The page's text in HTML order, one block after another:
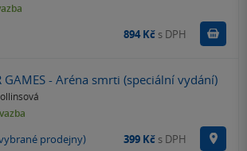
894 Kč s DPH
GAMES - Aréna smrti (speciální vydání)
prodejny) 399 Kč s DPH